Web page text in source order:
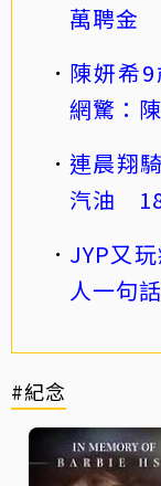
萬聘金
陳妍希
網驚：
連晨翔
汽油
JYP又
人一句
#紀念